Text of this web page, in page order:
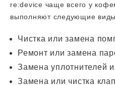
re:device чаще всего у
выполняют следующие
Чистка или замена
Ремонт или замена
Замена уплотнителей
Замена или чистка